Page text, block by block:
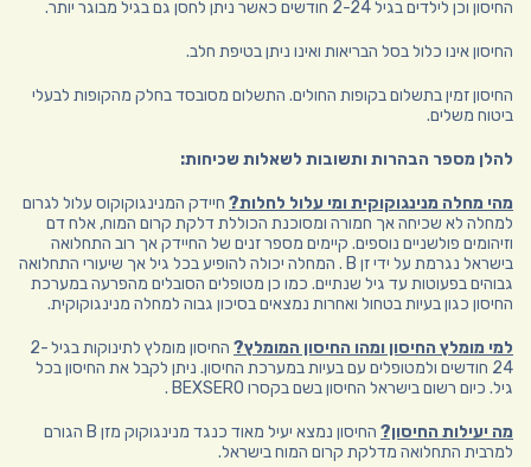
החיסון וכן לילדים בגיל 2-24 חודשים כאשר ניתן לחסן גם בגיל מבוגר יותר.
החיסון אינו כלול בסל הבריאות ואינו ניתן בטיפת חלב.
החיסון זמין בתשלום בקופות החולים. התשלום מסובסד בחלק מהקופות לבעלי
ביטוח משלים.
להלן מספר הבהרות ותשובות לשאלות שכיחות:
מהי מחלה מנינגוקוקית ומי עלול לחלות? חיידק המנינגוקוקוס עלול לגרום
למחלה לא שכיחה אך חמורה ומסוכנת הכוללת דלקת קרום המוח, אלח דם
וזיהומים פולשניים נוספים. קיימים מספר זנים של החיידק אך רוב התחלואה
בישראל נגרמת על ידי זן B . המחלה יכולה להופיע בכל גיל אך שיעורי התחלואה
גבוהים בפעוטות עד גיל שנתיים. כמו כן מטופלים הסובלים מהפרעה במערכת
החיסון כגון בעיות בטחול ואחרות נמצאים בסיכון גבוה למחלה מנינגוקוקית.
למי מומלץ החיסון ומהו החיסון המומלץ?
החיסון מומלץ לתינוקות בגיל 2-
24 חודשים ולמטופלים עם בעיות במערכת החיסון. ניתן לקבל את החיסון בכל
גיל. כיום רשום בישראל החיסון בשם בקסרו BEXSERO .
מה יעילות החיסון?
החיסון נמצא יעיל מאוד כנגד מנינגוקוק מזן B הגורם
למרבית התחלואה מדלקת קרום המוח בישראל.